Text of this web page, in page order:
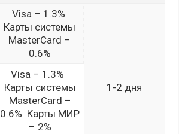
Visa – 1.3%
Карты системы
MasterCard –
0.6%
1-2 дня
Visa – 1.3%
Карты системы
MasterCard –
0.6% Карты МИР
– 2%